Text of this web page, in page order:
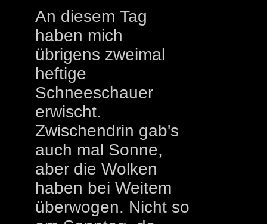
An diesem Tag
haben mich
übrigens zweimal
heftige
Schneeschauer
erwischt.
Zwischendrin gab's
auch mal Sonne,
aber die Wolken
haben bei Weitem
überwogen. Nicht so